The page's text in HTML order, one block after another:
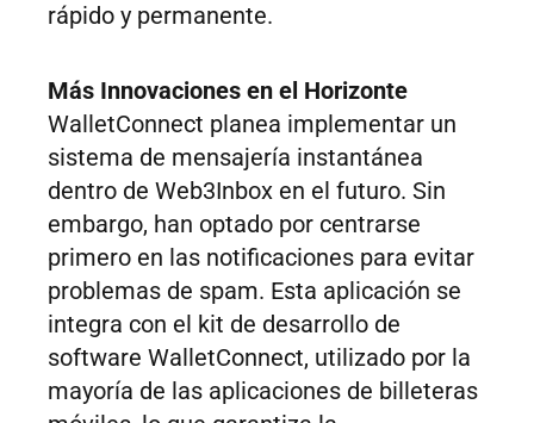
rápido y permanente.
Más Innovaciones en el Horizonte
WalletConnect planea implementar un
sistema de mensajería instantánea
dentro de Web3Inbox en el futuro. Sin
embargo, han optado por centrarse
primero en las notificaciones para evitar
problemas de spam. Esta aplicación se
integra con el kit de desarrollo de
software WalletConnect, utilizado por la
mayoría de las aplicaciones de billeteras